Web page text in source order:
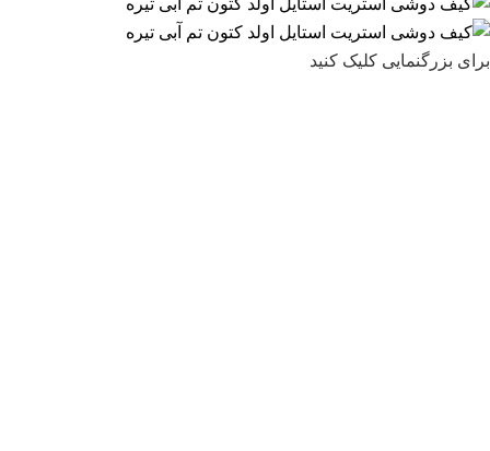
برای بزرگنمایی کلیک کنید